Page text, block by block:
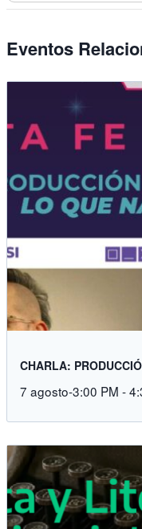
Eventos
CHARLA:
7 agosto-3:00 PM -